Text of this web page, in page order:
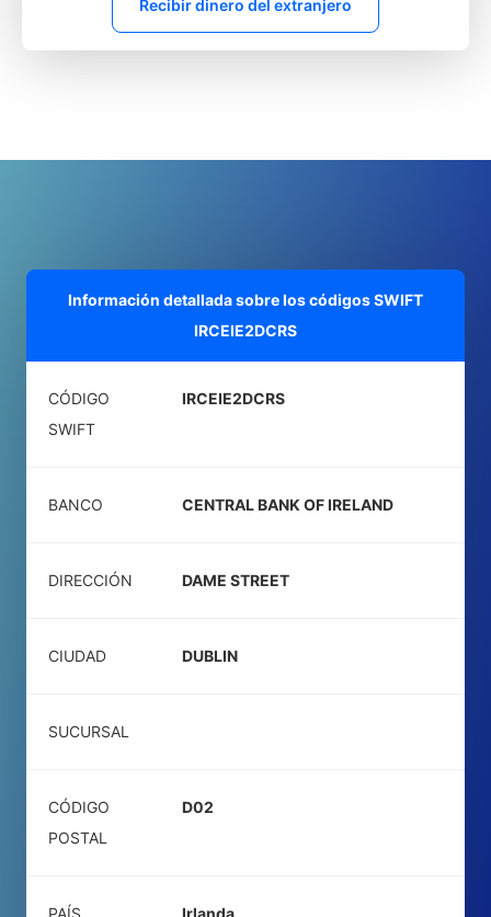
Recibir dinero del extranjero
Información detallada sobre los códigos SWIFT
IRCEIE2DCRS
CÓDIGO
SWIFT
IRCEIE2DCRS
BANCO CENTRAL BANK OF IRELAND
DIRECCIÓN DAME STREET
CIUDAD DUBLIN
SUCURSAL
CÓDIGO
POSTAL
D02
PAÍS Irlanda